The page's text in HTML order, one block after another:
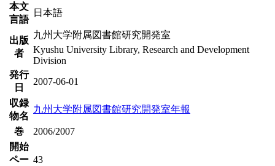
本文
言語
日本語
出版
者
九州大学附属図書館研究開発室
Kyushu University Library, Research and Development
Division
発行
日
2007-06-01
収録
物名
九州大学附属図書館研究開発室年報
巻
2006/2007
開始
ペー 43